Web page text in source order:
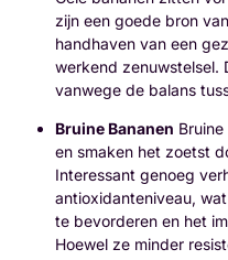
zijn een goede bron
handhaven van een
werkend zenuwstelsel.
vanwege de balans
Bruine Bananen
en smaken het zoetst
Interessant genoeg
antioxidanteniveau,
te bevorderen en het
Hoewel ze minder